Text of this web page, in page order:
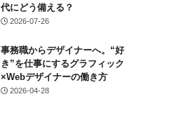
代にどう備える？
2026-07-26
事務職からデザイナーへ。“好
き”を仕事にするグラフィック
×Webデザイナーの働き方
2026-04-28